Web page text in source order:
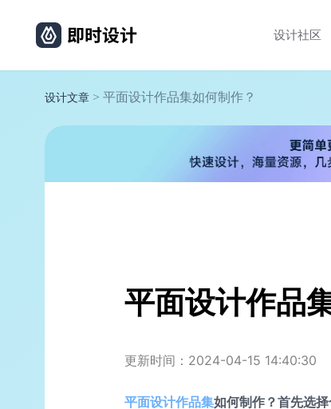
设计社区
设计文章 > 平面设计作品集如何制作？
平面设计作品
更新时间：2024-04-15 14:40:30
平面设计作品集如何制作？首先选